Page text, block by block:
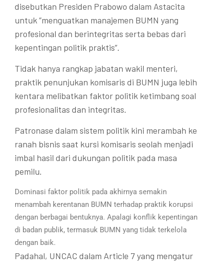
disebutkan Presiden Prabowo dalam Astacita
untuk ”menguatkan manajemen BUMN yang
profesional dan berintegritas serta bebas dari
kepentingan politik praktis”.
Tidak hanya rangkap jabatan wakil menteri,
praktik penunjukan komisaris di BUMN juga lebih
kentara melibatkan faktor politik ketimbang soal
profesionalitas dan integritas.
Patronase dalam sistem politik kini merambah ke
ranah bisnis saat kursi komisaris seolah menjadi
imbal hasil dari dukungan politik pada masa
pemilu.
Dominasi faktor politik pada akhirnya semakin
menambah kerentanan BUMN terhadap praktik korupsi
dengan berbagai bentuknya. Apalagi konflik kepentingan
di badan publik, termasuk BUMN yang tidak terkelola
dengan baik.
Padahal, UNCAC dalam Article 7 yang mengatur